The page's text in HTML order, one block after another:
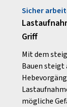
Sicher
Griff
Mit dem
Bauen steigt
mögliche